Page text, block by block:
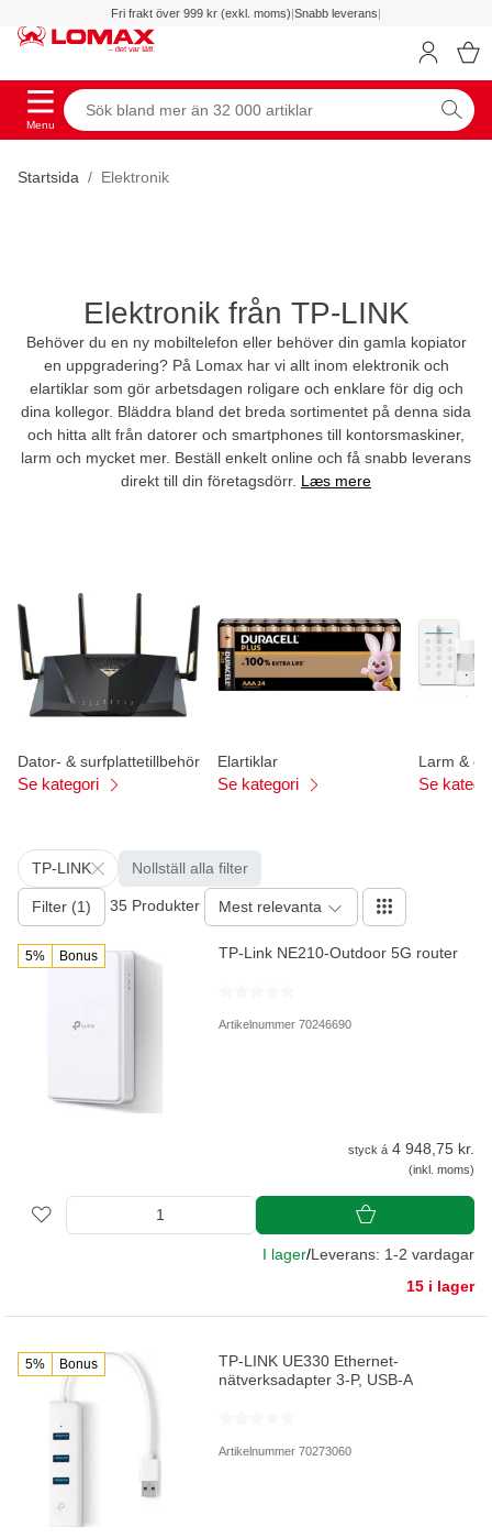
Fri frakt över 999 kr (exkl. moms)|Snabb leverans|
Menu
Startsida Elektronik
Elektronik från TP-LINK
Behöver du en ny mobiltelefon eller behöver din gamla kopiator
en uppgradering? På Lomax har vi allt inom elektronik och
elartiklar som gör arbetsdagen roligare och enklare för dig och
dina kollegor. Bläddra bland det breda sortimentet på denna sida
och hitta allt från datorer och smartphones till kontorsmaskiner,
larm och mycket mer. Beställ enkelt online och få snabb leverans
direkt till din företagsdörr. Læs mere
Dator- & surfplattetillbehör
Se kategori
Elartiklar
Se kategori
Larm &
Se
TP-LINK Nollställ alla filter
Filter (1) 35 Produkter Mest relevanta
5% Bonus TP-Link NE210-Outdoor 5G router
Artikelnummer 70246690
styck á 4 948,75 kr.
(inkl. moms)
I lager/Leverans: 1-2 vardagar
15 i lager
5% Bonus
TP-LINK UE330 Ethernet-
nätverksadapter 3-P, USB-A
Artikelnummer 70273060